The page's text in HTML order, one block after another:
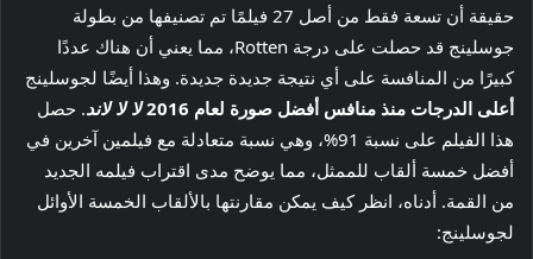
حقيقة أن تسعة فقط من أصل 27 فيلمًا تم تصنيفها من بطولة
جوسلينج قد حصلت على درجة Rotten، مما يعني أن هناك عددًا
كبيرًا من المنافسة على أي نتيجة جديدة جديدة. وهذا أيضًا لجوسلينج
أعلى الدرجات منذ منافس أفضل صورة لعام 2016
لا لا لاند. حصل
هذا الفيلم على نسبة 91%، وهي نسبة متعادلة مع فيلمين آخرين في
أفضل خمسة ألقاب للممثل، مما يوضح مدى اقتراب فيلمه الجديد
من القمة. أدناه، انظر كيف يمكن مقارنتها بالألقاب الخمسة الأوائل
لجوسلينج: